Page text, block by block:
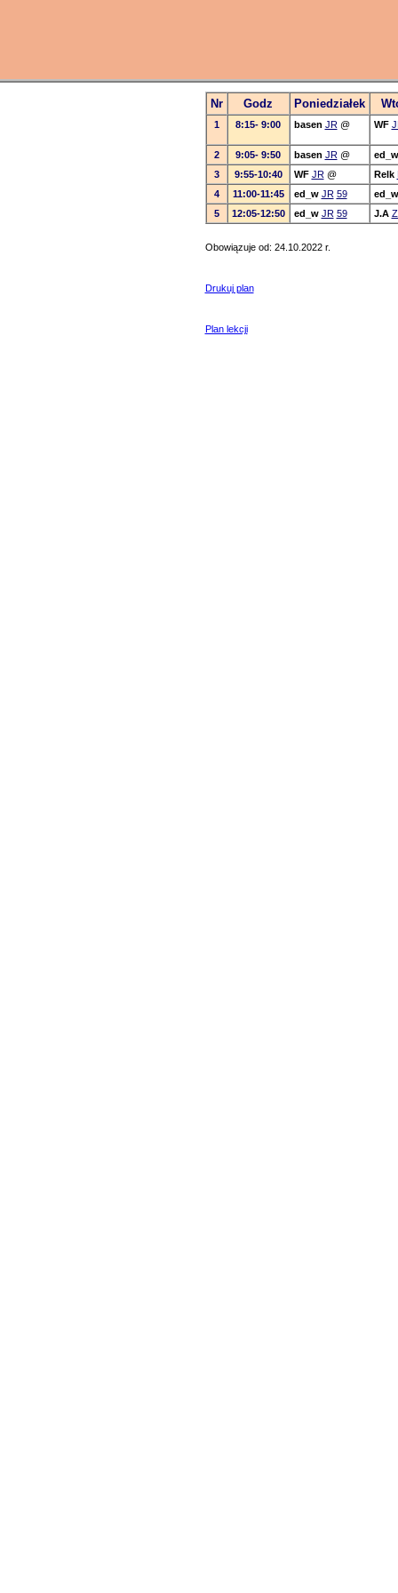
Nr Godz Poniedziałek
1 8:15- 9:00 basen JR @ WF
2 9:05- 9:50 basen JR @
ed_w
3
9:55-10:40 WF JR @ Relk
4
11:00-11:45 ed_w JR 59
ed_w
5
12:05-12:50 ed_w JR 59 J.A
Obowiązuje od: 24.10.2022 r.
Drukuj plan
Plan lekcji